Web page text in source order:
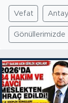
Vefat
Gönüllerimizde